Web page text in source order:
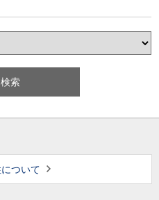
検索
ついて